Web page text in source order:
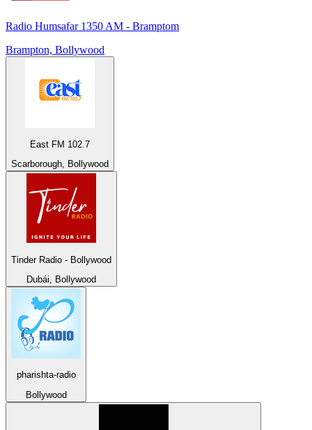
Radio Humsafar 1350 AM - Bramptom
Brampton, Bollywood
East FM 102.7
Scarborough, Bollywood
Tinder Radio - Bollywood
Dubái, Bollywood
pharishta-radio
Bollywood